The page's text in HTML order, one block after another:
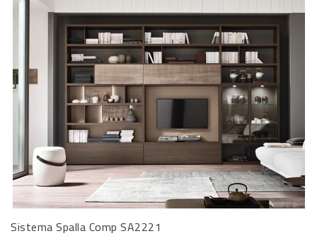
Sistema Spalla Comp SA2221